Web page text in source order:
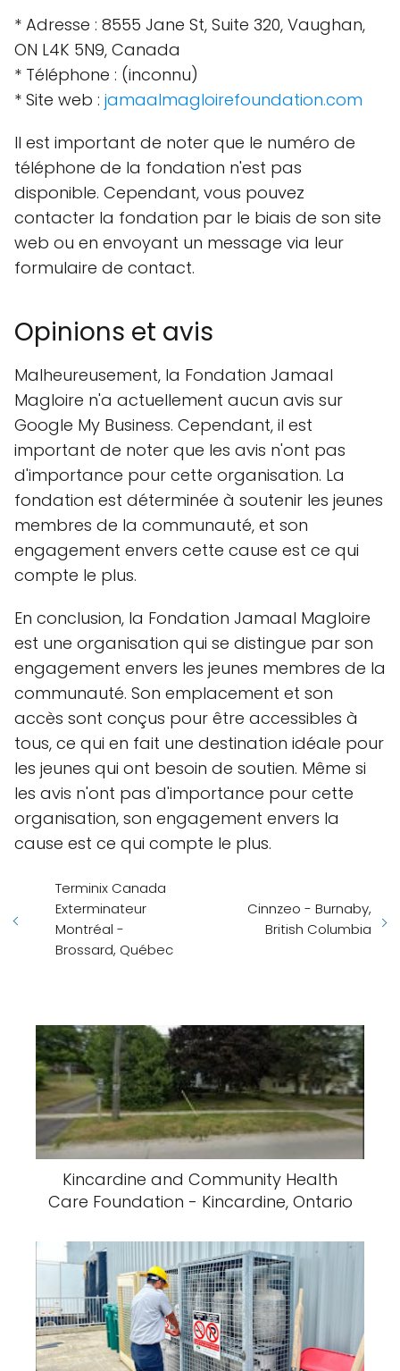
* Adresse : 8555 Jane St, Suite 320, Vaughan,
ON L4K 5N9, Canada
* Téléphone : (inconnu)
* Site web : jamaalmagloirefoundation.com
Il est important de noter que le numéro de
téléphone de la fondation n'est pas
disponible. Cependant, vous pouvez
contacter la fondation par le biais de son site
web ou en envoyant un message via leur
formulaire de contact.
Opinions et avis
Malheureusement, la Fondation Jamaal
Magloire n'a actuellement aucun avis sur
Google My Business. Cependant, il est
important de noter que les avis n'ont pas
d'importance pour cette organisation. La
fondation est déterminée à soutenir les jeunes
membres de la communauté, et son
engagement envers cette cause est ce qui
compte le plus.
En conclusion, la Fondation Jamaal Magloire
est une organisation qui se distingue par son
engagement envers les jeunes membres de la
communauté. Son emplacement et son
accès sont conçus pour être accessibles à
tous, ce qui en fait une destination idéale pour
les jeunes qui ont besoin de soutien. Même si
les avis n'ont pas d'importance pour cette
organisation, son engagement envers la
cause est ce qui compte le plus.
Terminix Canada
Exterminateur
Montréal -
Brossard, Québec
Cinnzeo - Burnaby,
British Columbia
Kincardine and Community Health
Care Foundation - Kincardine, Ontario